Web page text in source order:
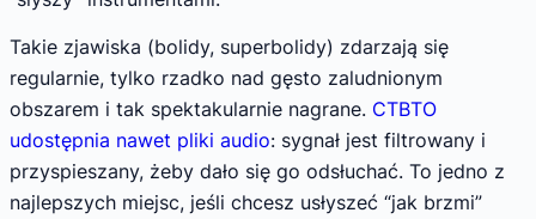
Takie zjawiska (bolidy, superbolidy) zdarzają się
regularnie, tylko rzadko nad gęsto zaludnionym
obszarem i tak spektakularnie nagrane. CTBTO
udostępnia nawet pliki audio: sygnał jest filtrowany i
przyspieszany, żeby dało się go odsłuchać. To jedno z
najlepszych miejsc, jeśli chcesz usłyszeć “jak brzmi”